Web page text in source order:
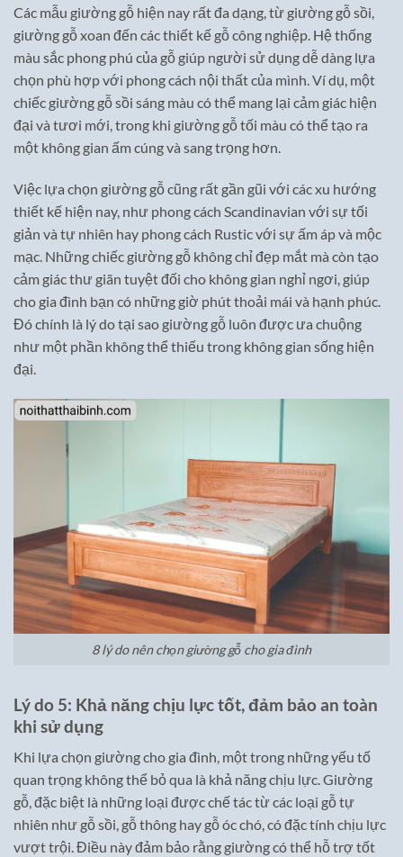
Các mẫu giường gỗ hiện nay rất đa dạng, từ giường gỗ sồi,
giường gỗ xoan đến các thiết kế gỗ công nghiệp. Hệ thống
màu sắc phong phú của gỗ giúp người sử dụng dễ dàng lựa
chọn phù hợp với phong cách nội thất của mình. Ví dụ, một
chiếc giường gỗ sồi sáng màu có thể mang lại cảm giác hiện
đại và tươi mới, trong khi giường gỗ tối màu có thể tạo ra
một không gian ấm cúng và sang trọng hơn.
Việc lựa chọn giường gỗ cũng rất gần gũi với các xu hướng
thiết kế hiện nay, như phong cách Scandinavian với sự tối
giản và tự nhiên hay phong cách Rustic với sự ấm áp và mộc
mạc. Những chiếc giường gỗ không chỉ đẹp mắt mà còn tạo
cảm giác thư giãn tuyệt đối cho không gian nghỉ ngơi, giúp
cho gia đình bạn có những giờ phút thoải mái và hạnh phúc.
Đó chính là lý do tại sao giường gỗ luôn được ưa chuộng
như một phần không thể thiếu trong không gian sống hiện
đại.
8 lý do nên chọn giường gỗ cho gia đình
Lý do 5: Khả năng chịu lực tốt, đảm bảo an toàn
khi sử dụng
Khi lựa chọn giường cho gia đình, một trong những yếu tố
quan trọng không thể bỏ qua là khả năng chịu lực. Giường
gỗ, đặc biệt là những loại được chế tác từ các loại gỗ tự
nhiên như gỗ sồi, gỗ thông hay gỗ óc chó, có đặc tính chịu lực
vượt trội. Điều này đảm bảo rằng giường có thể hỗ trợ tốt